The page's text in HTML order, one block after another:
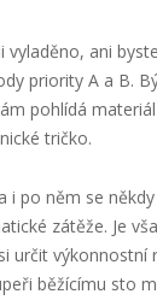
ani
priority A a B.
pohlídá
tričko.
po něm se
zátěže. Je
určit
běžícímu sto